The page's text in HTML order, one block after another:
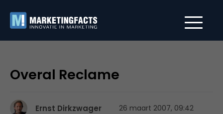
Overal Reclame
Ernst Dirkzwager 26 maart 2007, 09:42